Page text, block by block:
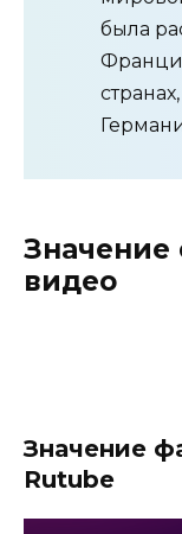
была
видео
Значение
Rutube